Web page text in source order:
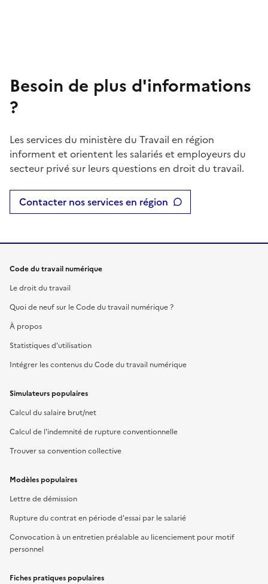
Besoin de plus d'informations
?
Les services du ministère du Travail en région
informent et orientent les salariés et employeurs du
secteur privé sur leurs questions en droit du travail.
Contacter nos services en région
Code du travail numérique
Le droit du travail
Quoi de neuf sur le Code du travail numérique ?
À propos
Statistiques d'utilisation
Intégrer les contenus du Code du travail numérique
Simulateurs populaires
Calcul du salaire brut/net
Calcul de l'indemnité de rupture conventionnelle
Trouver sa convention collective
Modèles populaires
Lettre de démission
Rupture du contrat en période d'essai par le salarié
Convocation à un entretien préalable au licenciement pour motif
personnel
Fiches pratiques populaires